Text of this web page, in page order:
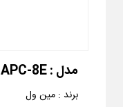
مدل :APC-8E
برند : مین ول